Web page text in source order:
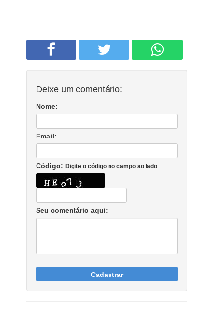
Deixe um comentário:
Nome:
Email:
Código: Digite o código no campo ao lado
Seu comentário aqui:
Cadastrar